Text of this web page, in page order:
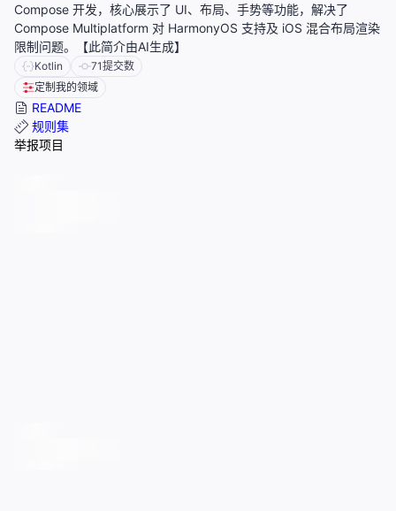
Compose 开发，核心展示了 UI、布局、手势等功能，解决了
Compose Multiplatform 对 HarmonyOS 支持及 iOS 混合布局渲染
限制问题。【此简介由AI生成】
Kotlin 71提交数
定制我的领域
README
规则集
举报项目